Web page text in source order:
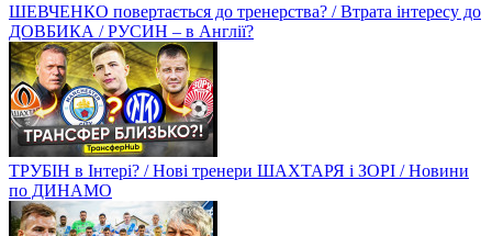
ШЕВЧЕНКО повертається до тренерства? / Втрата інтересу до
ДОВБИКА / РУСИН – в Англії?
ТРУБІН в Інтері? / Нові тренери ШАХТАРЯ і ЗОРІ / Новини
по ДИНАМО